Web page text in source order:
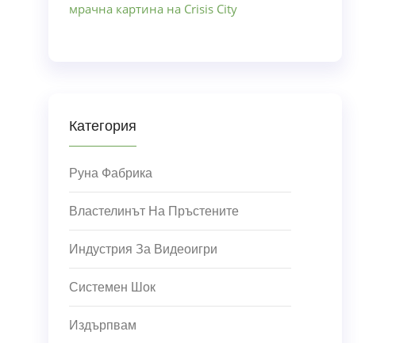
мрачна картина на Crisis City
Категория
Руна Фабрика
Властелинът На Пръстените
Индустрия За Видеоигри
Системен Шок
Издърпвам